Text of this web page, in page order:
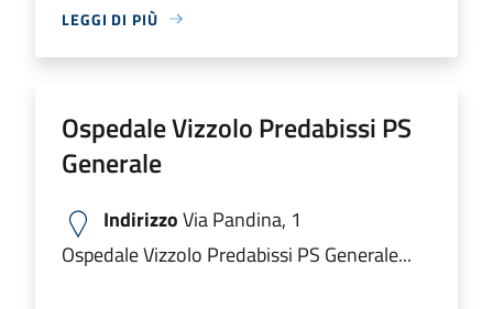
LEGGI DI PIÙ
Ospedale Vizzolo Predabissi PS
Generale
IndirizzoVia Pandina, 1
Ospedale Vizzolo Predabissi PS Generale...